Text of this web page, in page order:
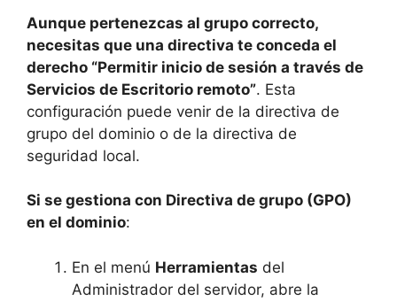
Aunque pertenezcas al grupo correcto,
necesitas que una directiva te conceda el
derecho “Permitir inicio de sesión a través de
Servicios de Escritorio remoto”. Esta
configuración puede venir de la directiva de
grupo del dominio o de la directiva de
seguridad local.
Si se gestiona con Directiva de grupo (GPO)
en el dominio:
En el menú Herramientas del
Administrador del servidor, abre la